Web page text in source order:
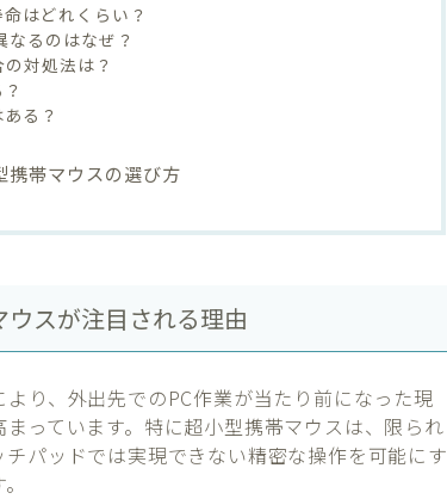
はどれくらい？
るのはなぜ？
対処法は？
る？
携帯マウスの選び方
スが注目される理由
り、外出先でのPC作業が当たり前になった現
っています。特に超小型携帯マウスは、限られ
パッドでは実現できない精密な操作を可能にす